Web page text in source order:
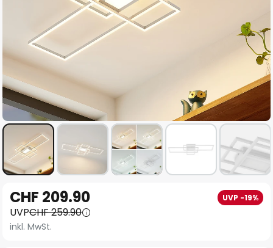
Anfang
der
Bildgalerie
CHF 209.90 UVP -19%
UVPCHF 259.90
inkl. MwSt.